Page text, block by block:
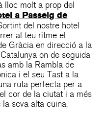
lloc molt a prop del
a Passeig de
del nostre hotel
al teu ritme el
Gràcia en direcció a la
on de seguida
amb la Rambla de
i el seu Tast a la
ruta perfecta per a
cor de la ciutat i a més
la seva alta cuina.